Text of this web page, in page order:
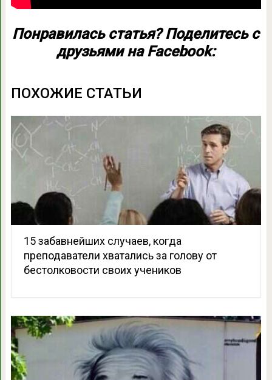
Понравилась статья? Поделитесь с
друзьями на Facebook:
ПОХОЖИЕ СТАТЬИ
15 забавнейших случаев, когда
преподаватели хватались за голову от
бестолковости своих учеников